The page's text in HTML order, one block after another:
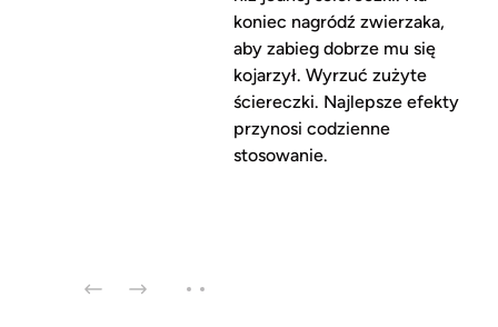
koniec nagródź zwierzaka,
aby zabieg dobrze mu się
kojarzył. Wyrzuć zużyte
ściereczki. Najlepsze efekty
przynosi codzienne
stosowanie.